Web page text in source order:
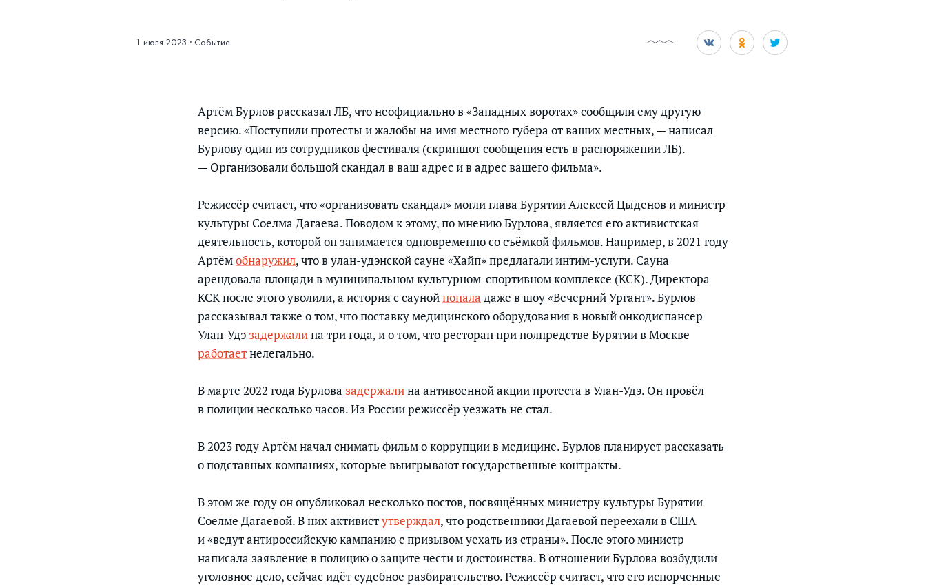
1 июля 2023 · Событие
Артём Бурлов рассказал ЛБ, что неофициально в «Западных воротах» сообщили ему другую
версию. «Поступили протесты и жалобы на имя местного губера от ваших местных, — написал
Бурлову один из сотрудников фестиваля (скриншот сообщения есть в распоряжении ЛБ).
— Организовали большой скандал в ваш адрес и в адрес вашего фильма».
Режиссёр считает, что «организовать скандал» могли глава Бурятии Алексей Цыденов и министр
культуры Соелма Дагаева. Поводом к этому, по мнению Бурлова, является его активистская
деятельность, которой он занимается одновременно со съёмкой фильмов. Например, в 2021 году
Артёмобнаружил, что в улан-удэнской сауне «Хайп» предлагали интим-услуги. Сауна
арендовала площади в муниципальном культурном-спортивном комплексе (КСК). Директора
КСК после этого уволили, а история с саунойпопала даже в шоу «Вечерний Ургант». Бурлов
рассказывал также о том, что поставку медицинского оборудования в новый онкодиспансер
Улан-Удэ задержалина три года, и о том, что ресторан при полпредстве Бурятии в Москве
работаетнелегально.
В марте 2022 года Бурлова задержалина антивоенной акции протеста в Улан-Удэ. Он провёл
в полиции несколько часов. Из России режиссёр уезжать не стал.
В 2023 году Артём начал снимать фильм о коррупции в медицине. Бурлов планирует рассказать
о подставных компаниях, которые выигрывают государственные контракты.
В этом же году он опубликовал несколько постов, посвящённых министру культуры Бурятии
Соелме Дагаевой. В них активистутверждал, что родственники Дагаевой переехали в США
и «ведут антироссийскую кампанию с призывом уехать из страны». После этого министр
написала заявление в полицию о защите чести и достоинства. В отношении Бурлова возбудили
уголовное дело, сейчас идёт судебное разбирательство. Режиссёр считает, что его испорченные